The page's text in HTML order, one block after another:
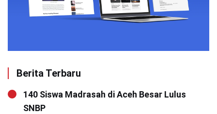
Berita Terbaru
140 Siswa Madrasah di Aceh Besar Lulus
SNBP